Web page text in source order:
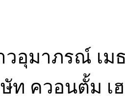
อุมาภรณ์ เมธ
ษัท ควอนตั้ม